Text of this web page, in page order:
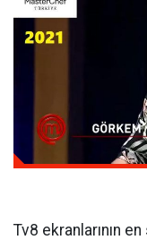
Tv8 ekranlarının